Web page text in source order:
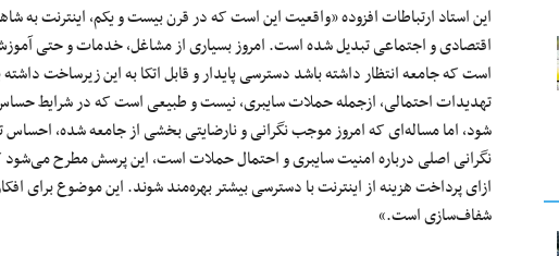
این استاد ارتباطات افزوده «واقعیت این است که در قرن بیست و یکم، اینترنت به
اقتصادی و اجتماعی تبدیل شده است. امروز بسیاری از مشاغل، خدمات و حتی
است که جامعه انتظار داشته باشد دسترسی پایدار و قابل اتکا به این زیرساخت
تهدیدات احتمالی، ازجمله حملات سایبری، نیست و طبیعی است که در شرایط
شود، اما مساله‌ای که امروز موجب نگرانی و نارضایتی بخشی از جامعه شده،
نگرانی اصلی درباره امنیت سایبری و احتمال حملات است، این پرسش مطرح می‌شود
ازای پرداخت هزینه از اینترنت با دسترسی بیشتر بهره‌مند شوند. این موضوع برای
شفاف‌سازی است.»